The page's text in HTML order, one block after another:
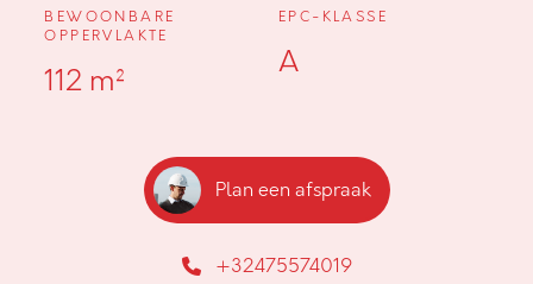
BEWOONBARE
OPPERVLAKTE
112 m²
EPC-KLASSE
A
Plan een afspraak
+32475574019